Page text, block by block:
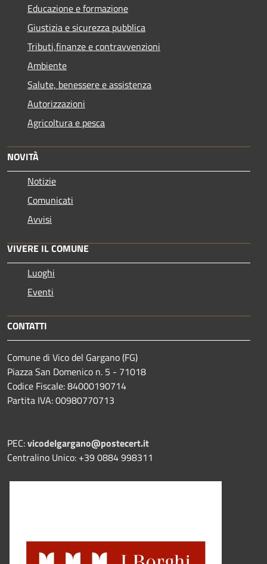
Educazione e formazione
Giustizia e sicurezza pubblica
Tributi,finanze e contravvenzioni
Ambiente
Salute, benessere e assistenza
Autorizzazioni
Agricoltura e pesca
NOVITÀ
Notizie
Comunicati
Avvisi
VIVERE IL COMUNE
Luoghi
Eventi
CONTATTI
Comune di Vico del Gargano (FG)
Piazza San Domenico n. 5 - 71018
Codice Fiscale: 84000190714
Partita IVA: 00980770713
PEC:vicodelgargano@postecert.it
Centralino Unico: +39 0884 998311